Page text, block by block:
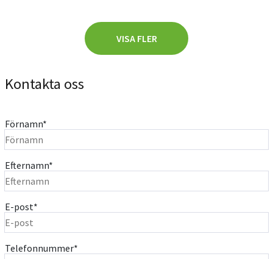
VISA FLER
Kontakta oss
Förnamn*
Efternamn*
E-post*
Telefonnummer*